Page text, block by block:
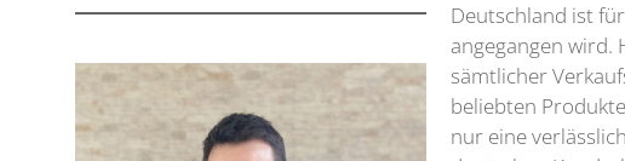
Deutschland ist
angegangen wird.
sämtlicher
beliebten
nur eine